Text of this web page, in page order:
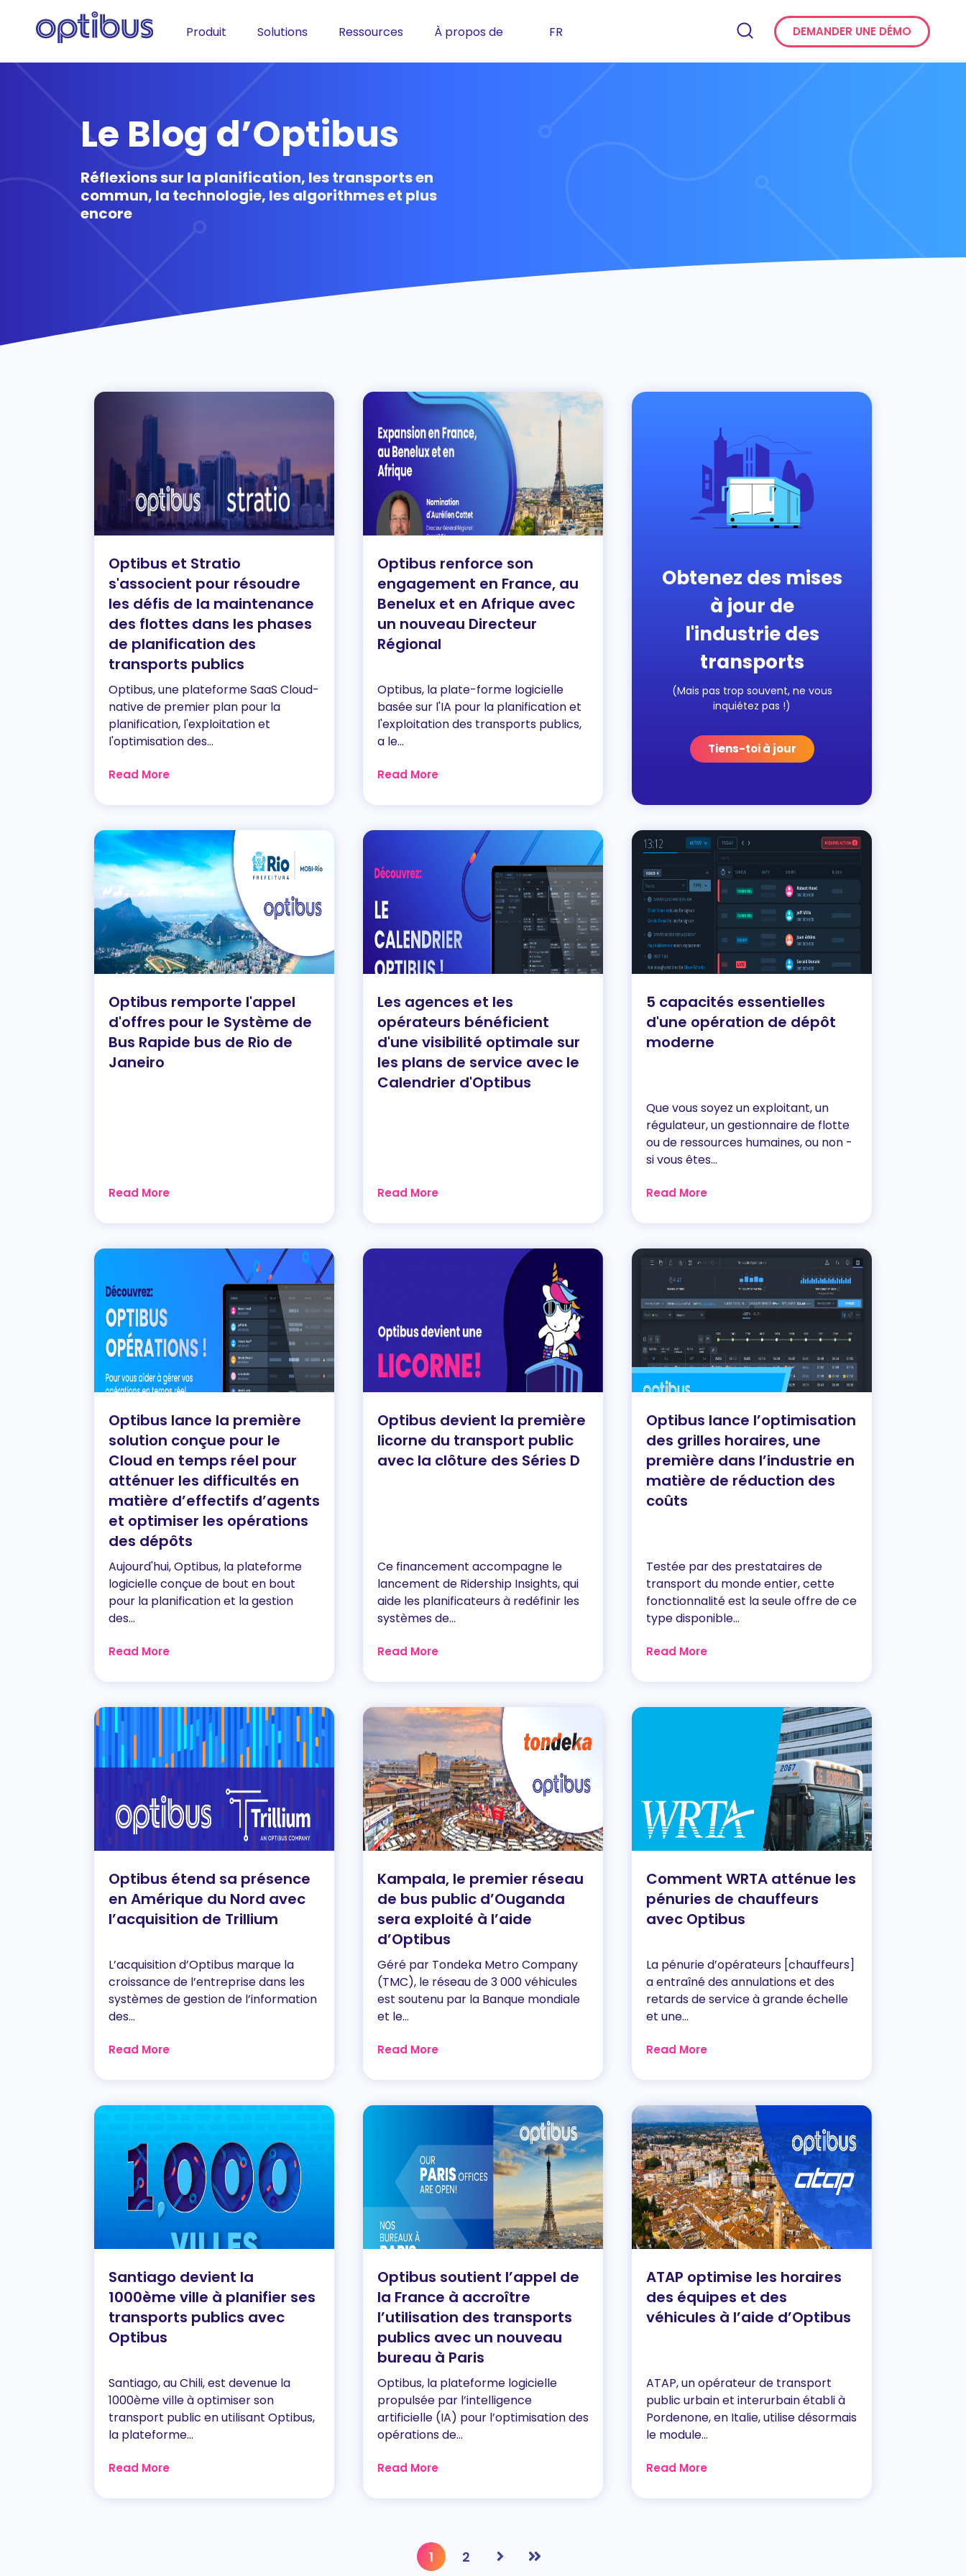
Produit Solutions Ressources À propos de FR DEMANDER UNE DÉMO
Le Blog d’Optibus
Réflexions sur la planification, les transports en
commun, la technologie, les algorithmes et plus
encore
Optibus et Stratio
s'associent pour résoudre
les défis de la maintenance
des flottes dans les phases
de planification des
transports publics
Optibus, une plateforme SaaS Cloud-
native de premier plan pour la
planification, l'exploitation et
l'optimisation des...
Read More
Optibus renforce son
engagement en France, au
Benelux et en Afrique avec
un nouveau Directeur
Régional
Optibus, la plate-forme logicielle
basée sur l'IA pour la planification et
l'exploitation des transports publics,
a le...
Read More
Obtenez des mises
à jour de
l'industrie des
transports
(Mais pas trop souvent, ne vous
inquiétez pas !)
Tiens-toi à jour
Optibus remporte l'appel
d'offres pour le Système de
Bus Rapide bus de Rio de
Janeiro
Read More
Les agences et les
opérateurs bénéficient
d'une visibilité optimale sur
les plans de service avec le
Calendrier d'Optibus
Read More
5 capacités essentielles
d'une opération de dépôt
moderne
Que vous soyez un exploitant, un
régulateur, un gestionnaire de flotte
ou de ressources humaines, ou non -
si vous êtes...
Read More
Optibus lance la première
solution conçue pour le
Cloud en temps réel pour
atténuer les difficultés en
matière d’effectifs d’agents
et optimiser les opérations
des dépôts
Aujourd'hui, Optibus, la plateforme
logicielle conçue de bout en bout
pour la planification et la gestion
des...
Read More
Optibus devient la première
licorne du transport public
avec la clôture des Séries D
Ce financement accompagne le
lancement de Ridership Insights, qui
aide les planificateurs à redéfinir les
systèmes de...
Read More
Optibus lance l’optimisation
des grilles horaires, une
première dans l’industrie en
matière de réduction des
coûts
Testée par des prestataires de
transport du monde entier, cette
fonctionnalité est la seule offre de ce
type disponible...
Read More
Optibus étend sa présence
en Amérique du Nord avec
l’acquisition de Trillium
L’acquisition d’Optibus marque la
croissance de l’entreprise dans les
systèmes de gestion de l’information
des...
Read More
Kampala, le premier réseau
de bus public d’Ouganda
sera exploité à l’aide
d’Optibus
Géré par Tondeka Metro Company
(TMC), le réseau de 3 000 véhicules
est soutenu par la Banque mondiale
et le...
Read More
Comment WRTA atténue les
pénuries de chauffeurs
avec Optibus
La pénurie d’opérateurs [chauffeurs]
a entraîné des annulations et des
retards de service à grande échelle
et une...
Read More
Santiago devient la
1000ème ville à planifier ses
transports publics avec
Optibus
Santiago, au Chili, est devenue la
1000ème ville à optimiser son
transport public en utilisant Optibus,
la plateforme...
Read More
Optibus soutient l’appel de
la France à accroître
l’utilisation des transports
publics avec un nouveau
bureau à Paris
Optibus, la plateforme logicielle
propulsée par l’intelligence
artificielle (IA) pour l’optimisation des
opérations de...
Read More
ATAP optimise les horaires
des équipes et des
véhicules à l’aide d’Optibus
ATAP, un opérateur de transport
public urbain et interurbain établi à
Pordenone, en Italie, utilise désormais
le module...
Read More
1 2